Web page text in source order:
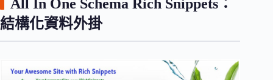
All In One Schema Rich Snippets：
結構化資料外掛